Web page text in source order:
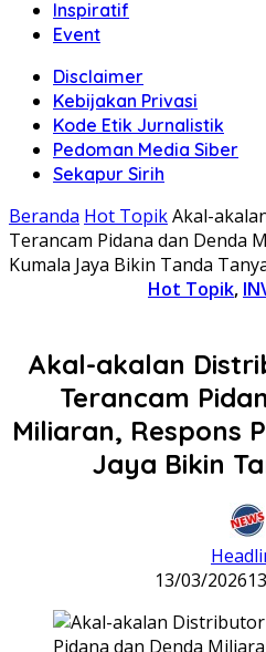
Inspiratif
Event
Disclaimer
Kebijakan Privasi
Kode Etik Jurnalistik
Pedoman Media Siber
Sekapur Sirih
Beranda Hot TopikAkal-
Terancam Pidana dan Denda
Kumala Jaya Bikin Tanda
Hot Topik,
Akal-akalan
Terancam
Miliaran, Respons
Jaya Bikin
13/03/2026